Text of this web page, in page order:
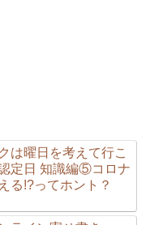
は曜日を考えて行こ
定日 知識編⑤コロナ
る!?ってホント？